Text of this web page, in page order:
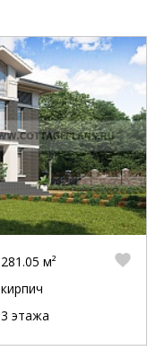
281.05 м²
кирпич
3 этажа